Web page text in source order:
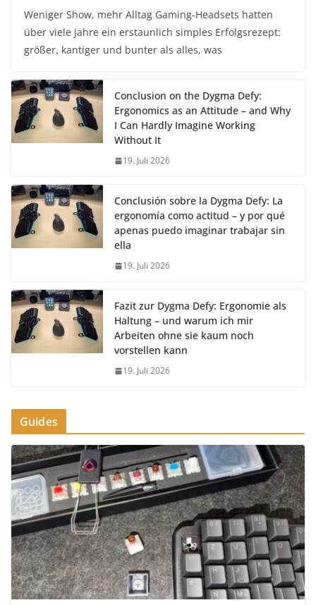
Weniger Show, mehr Alltag Gaming-Headsets hatten
über viele Jahre ein erstaunlich simples Erfolgsrezept:
größer, kantiger und bunter als alles, was
Conclusion on the Dygma Defy:
Ergonomics as an Attitude – and Why
I Can Hardly Imagine Working
Without It
19. Juli 2026
Conclusión sobre la Dygma Defy: La
ergonomía como actitud – y por qué
apenas puedo imaginar trabajar sin
ella
19. Juli 2026
Fazit zur Dygma Defy: Ergonomie als
Haltung – und warum ich mir
Arbeiten ohne sie kaum noch
vorstellen kann
19. Juli 2026
Guides